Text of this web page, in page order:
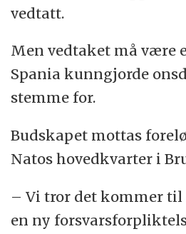
vedtatt.
Men vedtaket må være
Spania kunngjorde
stemme for.
Budskapet mottas
Natos hovedkvarter i
– Vi tror det kommer
en ny